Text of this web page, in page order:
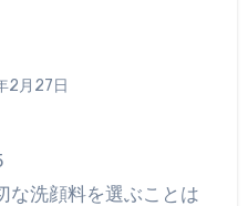
2月27日
な洗顔料を選ぶことは